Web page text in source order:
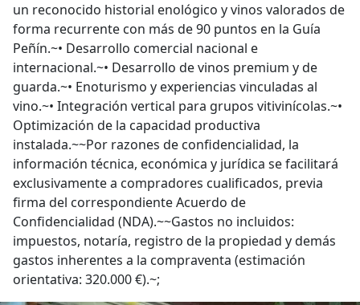
un reconocido historial enológico y vinos valorados de
forma recurrente con más de 90 puntos en la Guía
Peñín.~• Desarrollo comercial nacional e
internacional.~• Desarrollo de vinos premium y de
guarda.~• Enoturismo y experiencias vinculadas al
vino.~• Integración vertical para grupos vitivinícolas.~•
Optimización de la capacidad productiva
instalada.~~Por razones de confidencialidad, la
información técnica, económica y jurídica se facilitará
exclusivamente a compradores cualificados, previa
firma del correspondiente Acuerdo de
Confidencialidad (NDA).~~Gastos no incluidos:
impuestos, notaría, registro de la propiedad y demás
gastos inherentes a la compraventa (estimación
orientativa: 320.000 €).~;